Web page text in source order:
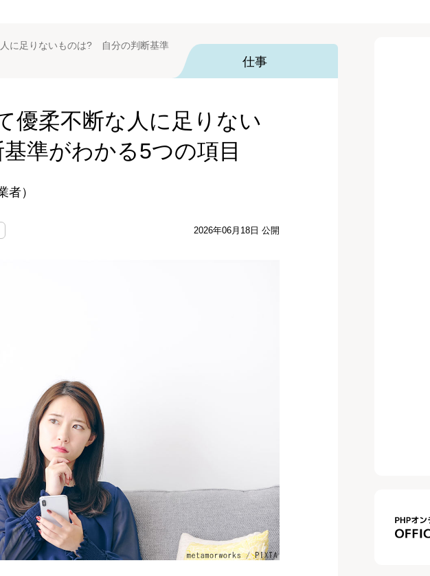
に足りないものは? 自分の判断基準
仕事
優柔不断な人に足りない
準がわかる5つの項目
者）
2026年06月18日 公開